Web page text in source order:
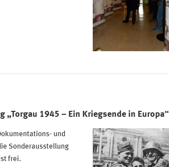
1945 – Ein Kriegsende in Europa“
und
Sonderausstellung
frei.